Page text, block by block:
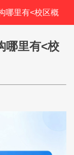
哪里有<校区概
哪里有<校